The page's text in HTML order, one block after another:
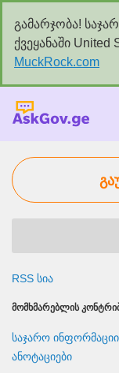
გამარჯობა!
ქვეყანაში
MuckRock.com
RSS სია
ᲛᲝᲛᲮᲛᲐᲠᲔᲑᲚᲘᲡ
საჯარო
ანოტაციები